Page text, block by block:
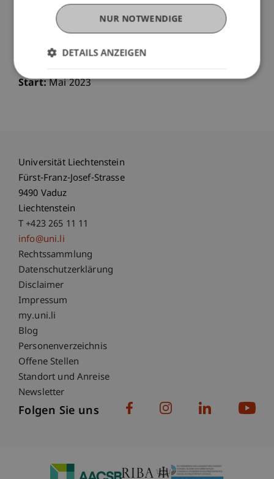
Anforderungen der Finanzplätze Schweiz und
Liechtenstein.
Weitere Informationen:Zertifikatsstudiengang
Start:Mai 2023
Universität Liechtenstein
Fürst-Franz-Josef-Strasse
9490 Vaduz
Liechtenstein
T +423 265 11 11
info@uni.li
Fußzeile Rechtliche Hinweise
Rechtssammlung
Datenschutzerklärung
Disclaimer
Impressum
Fußzeile Subdomain-Verzeichnis
my.uni.li
Blog
Personenverzeichnis
Offene Stellen
Standort und Anreise
Newsletter
Folgen Sie uns
NUR NOTWENDIGE
DETAILS ANZEIGEN